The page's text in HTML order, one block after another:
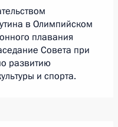
в Олимпийском
плавания
Совета при
развитию
и спорта.